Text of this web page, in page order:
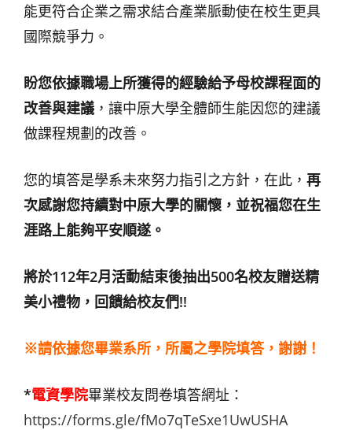
能更符合企業之需求結合產業脈動使在校生更具
國際競爭力。
盼您依據職場上所獲得的經驗給予母校課程面的
改善與建議 ，讓中原大學全體師生能因您的建議
做課程規劃的改善。
您的填答是學系未來努力指引之方針，在此， 再
次感謝您持續對中原大學的關懷，並祝福您在生
涯路上能夠平安順遂。
將於112年2月活動結束後抽出500名校友贈送精
美小禮物，回饋給校友們!!
※請依據您畢業系所，所屬之學院填答，謝謝！
*電資學院畢業校友問卷填答網址：
https://forms.gle/fMo7qTeSxe1UwUSHA